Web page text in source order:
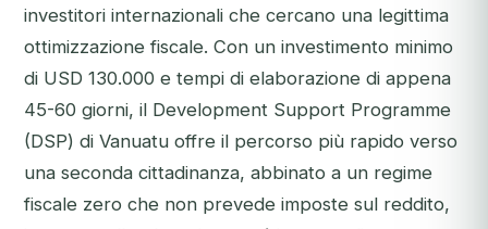
investitori internazionali che cercano una legittima
ottimizzazione fiscale. Con un investimento minimo
di USD 130.000 e tempi di elaborazione di appena
45-60 giorni, il Development Support Programme
(DSP) di Vanuatu offre il percorso più rapido verso
una seconda cittadinanza, abbinato a un regime
fiscale zero che non prevede imposte sul reddito,